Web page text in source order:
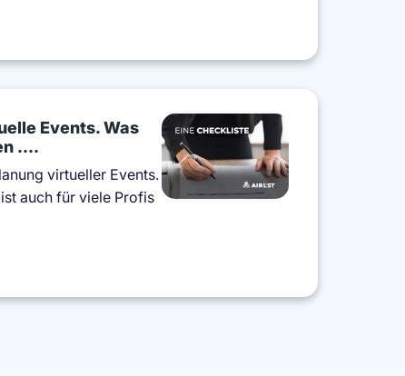
Events. Was
....
virtueller Events.
auch für viele Profis